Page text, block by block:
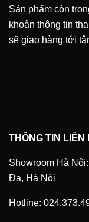
Sản phẩm còn
khoản thông tin
sẽ giao hàng tới
THÔNG TIN LIÊN
Showroom Hà
Đa, Hà Nội
Hotline: